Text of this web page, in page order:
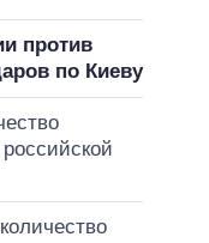
против
по Киеву